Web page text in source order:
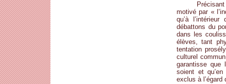
motivé par «
qu’à
débattons du
dans les
élèves, tant
tentation
culturel
garantisse que
soient et
exclus à